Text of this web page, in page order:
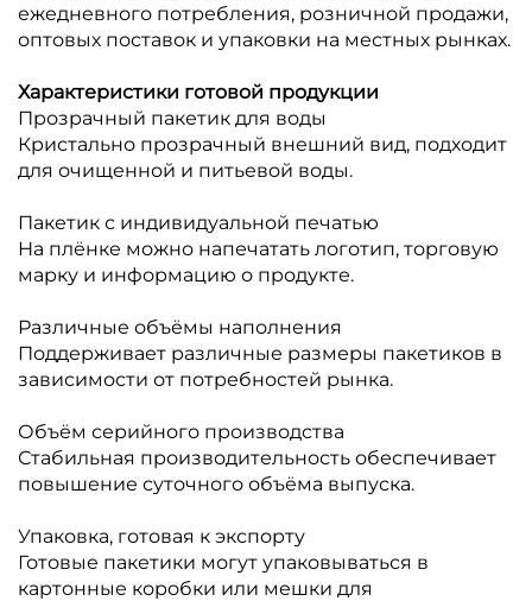
ежедневного потребления, розничной продажи,
оптовых поставок и упаковки на местных рынках.
Характеристики готовой продукции
Прозрачный пакетик для воды
Кристально прозрачный внешний вид, подходит
для очищенной и питьевой воды.
Пакетик с индивидуальной печатью
На плёнке можно напечатать логотип, торговую
марку и информацию о продукте.
Различные объёмы наполнения
Поддерживает различные размеры пакетиков в
зависимости от потребностей рынка.
Объём серийного производства
Стабильная производительность обеспечивает
повышение суточного объёма выпуска.
Упаковка, готовая к экспорту
Готовые пакетики могут упаковываться в
картонные коробки или мешки для